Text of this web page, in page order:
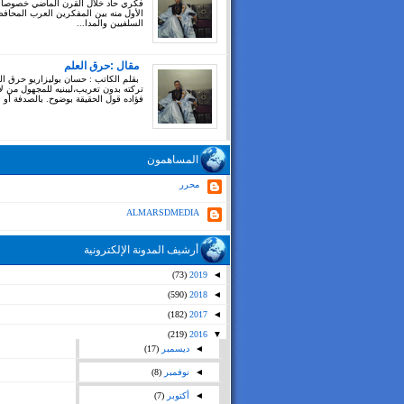
فكري حاد خلال القرن الماضي
الأول منه بين المفكرين العرب
السلفيين والمدا...
مقال :حرق العلم
بقلم الكاتب : حسان بوليزاريو حرق
تركته بدون تعريب،ليبنيه للمجهول من
فؤاده قول الحقيقة بوضوح. بالصدفة أو
المساهمون
محرر
ALMARSDMEDIA
أرشيف المدونة الإلكترونية
◄
2019
(73)
◄
2018
(590)
◄
2017
(182)
▼
2016
(219)
◄ ديسمبر (17)
◄ نوفمبر (8)
◄ أكتوبر (7)